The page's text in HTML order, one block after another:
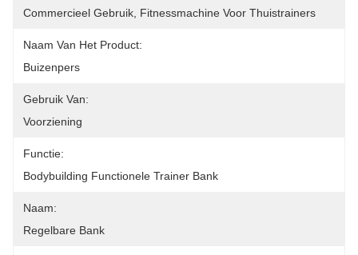
Commercieel Gebruik, Fitnessmachine Voor Thuistrainers
Naam Van Het Product:
Buizenpers
Gebruik Van:
Voorziening
Functie:
Bodybuilding Functionele Trainer Bank
Naam:
Regelbare Bank